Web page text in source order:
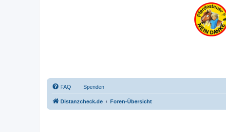
FAQ Spenden
Distanzcheck.de Foren-Übersicht